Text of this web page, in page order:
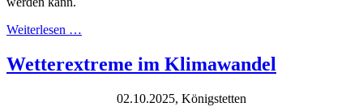
Weiterlesen …
Wetterextreme im Klimawandel
02.10.2025, Königstetten